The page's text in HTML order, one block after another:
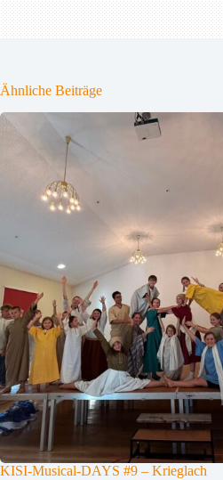
Ähnliche Beiträge
KISI-Musical-DAYS #9 – Krieglach